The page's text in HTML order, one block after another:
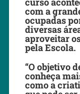
com a
ocupadas
diversas
aproveitar
pela Escola.
“O objetivo
conheça
como a